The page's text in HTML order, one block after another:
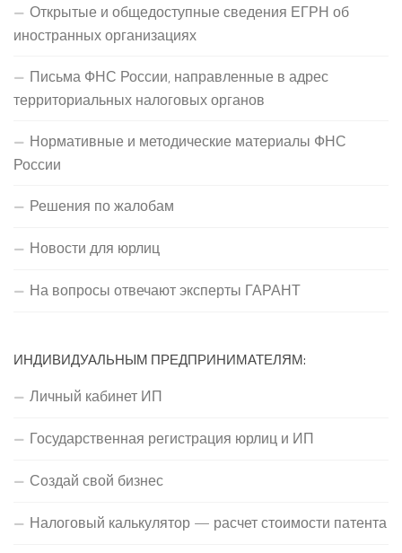
Открытые и общедоступные сведения ЕГРН об
иностранных организациях
Письма ФНС России, направленные в адрес
территориальных налоговых органов
Нормативные и методические материалы ФНС
России
Решения по жалобам
Новости для юрлиц
На вопросы отвечают эксперты ГАРАНТ
ИНДИВИДУАЛЬНЫМ ПРЕДПРИНИМАТЕЛЯМ:
Личный кабинет ИП
Государственная регистрация юрлиц и ИП
Создай свой бизнес
Налоговый калькулятор — расчет стоимости патента